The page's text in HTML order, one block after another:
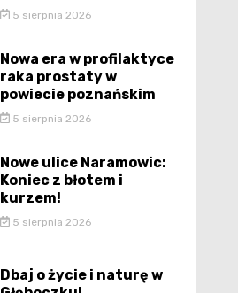
5 sierpnia 2026
Nowa era w profilaktyce
raka prostaty w
powiecie poznańskim
5 sierpnia 2026
Nowe ulice Naramowic:
Koniec z błotem i
kurzem!
5 sierpnia 2026
Dbaj o życie i naturę w